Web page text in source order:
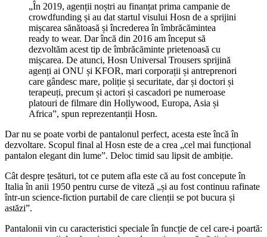
„În 2019, agenții noștri au finanțat prima campanie de
crowdfunding și au dat startul visului Hosn de a sprijini
mișcarea sănătoasă și încrederea în îmbrăcămintea
ready to wear. Dar încă din 2016 am început să
dezvoltăm acest tip de îmbrăcăminte prietenoasă cu
mișcarea. De atunci, Hosn Universal Trousers sprijină
agenți ai ONU și KFOR, mari corporații și antreprenori
care gândesc mare, poliție și securitate, dar și doctori și
terapeuți, precum și actori și cascadori pe numeroase
platouri de filmare din Hollywood, Europa, Asia și
Africa”, spun reprezentanții Hosn.
Dar nu se poate vorbi de pantalonul perfect, acesta este încă în
dezvoltare. Scopul final al Hosn este de a crea „cel mai funcțional
pantalon elegant din lume”. Deloc timid sau lipsit de ambiție.
Cât despre țesături, tot ce putem afla este că au fost concepute în
Italia în anii 1950 pentru curse de viteză „și au fost continuu rafinate
într-un science-fiction purtabil de care clienții se pot bucura și
astăzi”.
Pantalonii vin cu caracteristici speciale în funcție de cel care-i poartă: